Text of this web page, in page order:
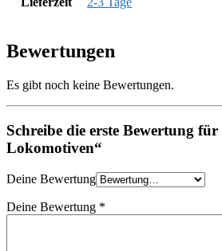
Bewertungen
Es gibt noch keine Bewertungen.
Schreibe die erste Bewertung
Lokomotiven“
Deine Bewertung
Deine Bewertung *